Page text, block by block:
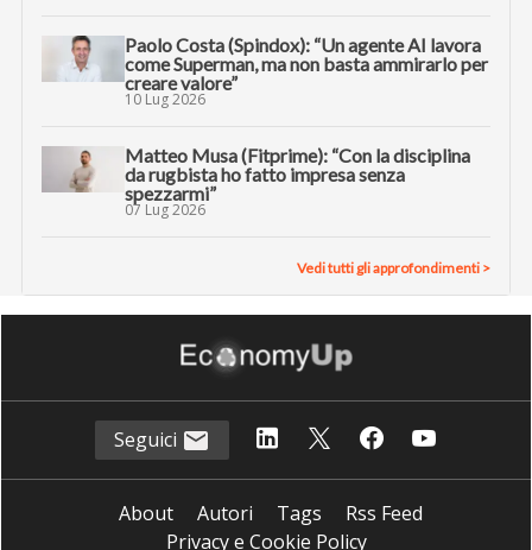
Paolo Costa (Spindox): “Un agente AI lavora
come Superman, ma non basta ammirarlo per
creare valore”
10 Lug 2026
Matteo Musa (Fitprime): “Con la disciplina
da rugbista ho fatto impresa senza
spezzarmi”
07 Lug 2026
Vedi tutti gli approfondimenti >
Seguici
About Autori Tags
Rss Feed
Privacy e Cookie Policy